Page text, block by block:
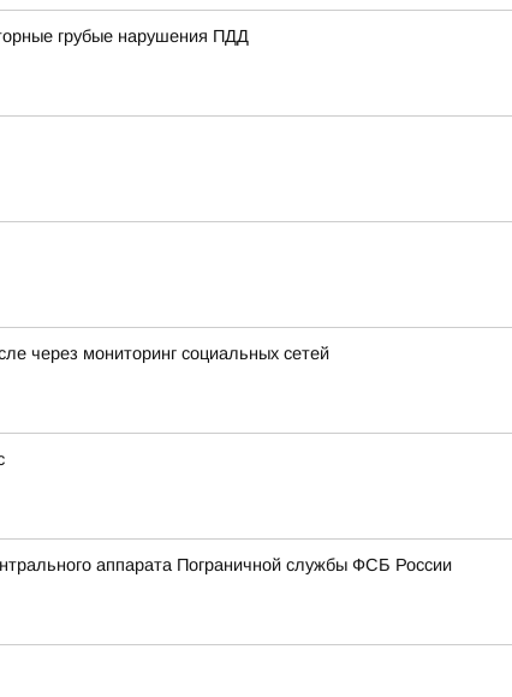
грубые нарушения ПДД
через мониторинг социальных сетей
аппарата Пограничной службы ФСБ России